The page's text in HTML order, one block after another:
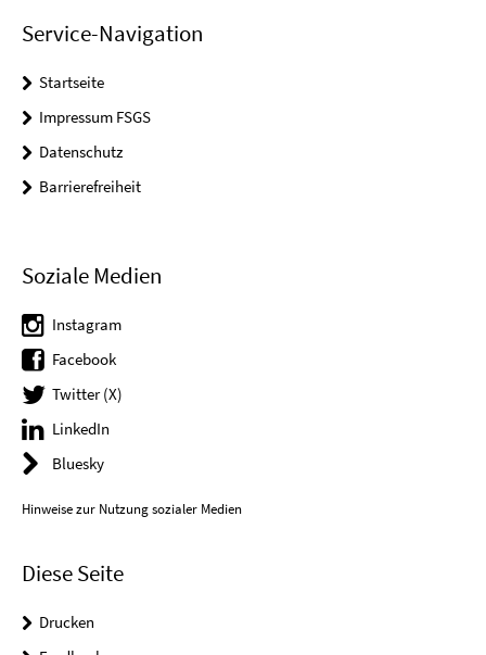
Service-Navigation
Startseite
Impressum FSGS
Datenschutz
Barrierefreiheit
Soziale Medien
Instagram
Facebook
Twitter (X)
LinkedIn
Bluesky
Hinweise zur Nutzung sozialer Medien
Diese Seite
Drucken